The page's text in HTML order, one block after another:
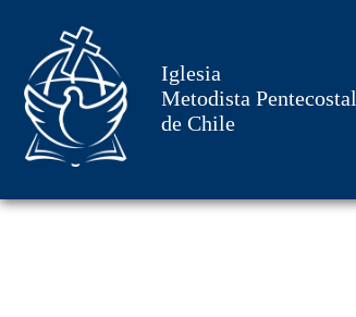
Iglesia
Metodista Pentecostal
de Chile